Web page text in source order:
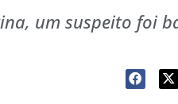
um suspeito foi